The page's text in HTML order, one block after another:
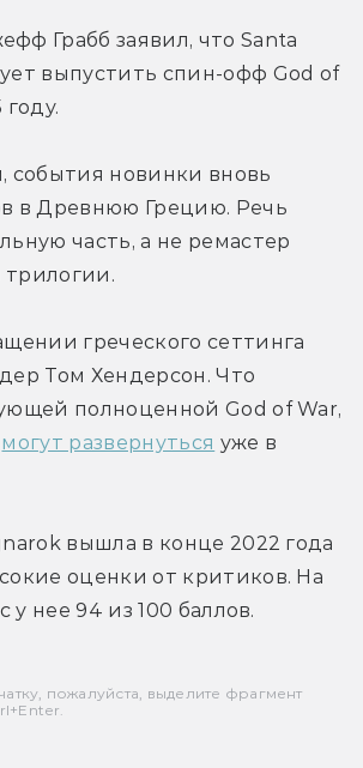
Грабб заявил, что Santa
выпустить спин-офф God of
события новинки вновь
в Древнюю Грецию. Речь
часть, а не ремастер
греческого сеттинга
Том Хендерсон. Что
полноценной God of War,
могут развернуться уже в
вышла в конце 2022 года
оценки от критиков. На
у нее 94 из 100 баллов.
пожалуйста, выделите фрагмент